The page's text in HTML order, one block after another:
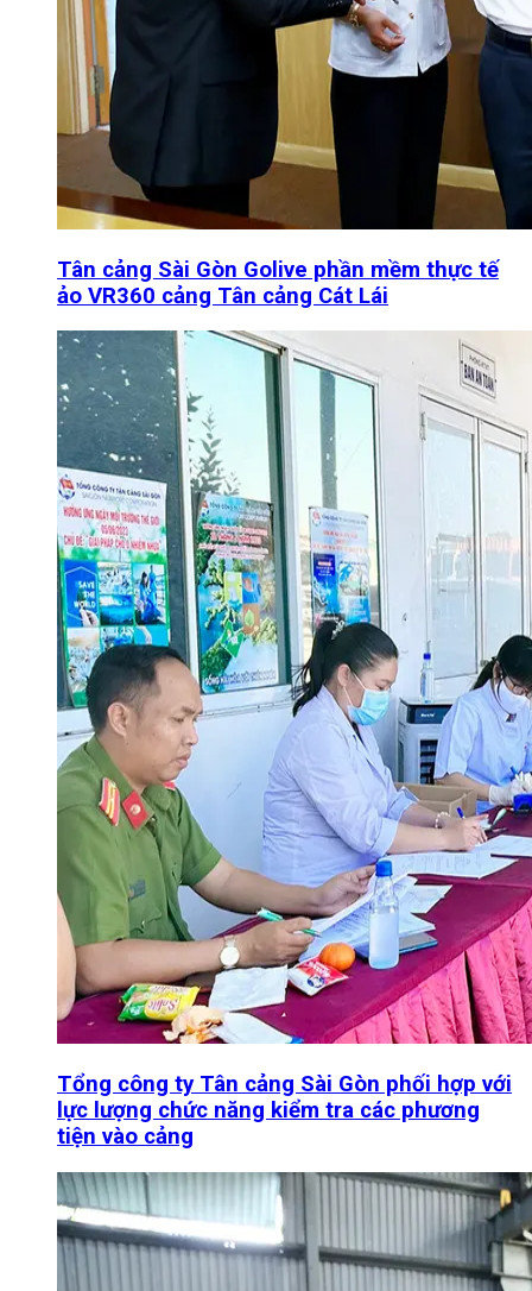
Tân cảng Sài Gòn Golive phần mềm thực tế
ảo VR360 cảng Tân cảng Cát Lái
Tổng công ty Tân cảng Sài Gòn phối hợp với
lực lượng chức năng kiểm tra các phương
tiện vào cảng